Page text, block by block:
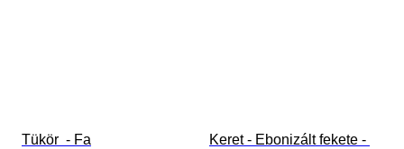
Tükör  - Fa
Keret - Ebonizált fekete -